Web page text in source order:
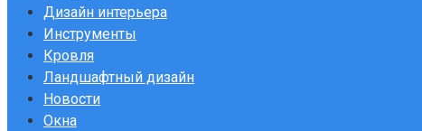
Дизайн интерьера
Инструменты
Кровля
Ландшафтный дизайн
Новости
Окна